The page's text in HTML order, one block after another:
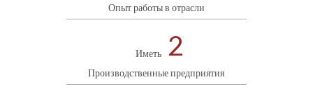
Опыт работы в отрасли
Иметь 2
Производственные предприятия